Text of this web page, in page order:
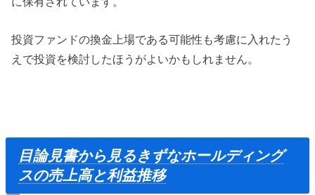
投資ファンドの換金上場である可能性も考慮に入れたう
えで投資を検討したほうがよいかもしれません。
目論見書から見るきずなホールディング
スの売上高と利益推移